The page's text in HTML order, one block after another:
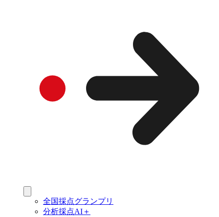
全国採点グランプリ
分析採点AI＋